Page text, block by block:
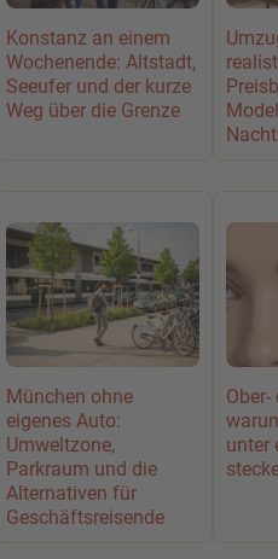
Konstanz an einem
Wochenende: Altstadt,
Seeufer und der kurze
Weg über die Grenze
München ohne
eigenes Auto:
Umweltzone,
Parkraum und die
Alternativen für
Geschäftsreisende
Ober-
unter